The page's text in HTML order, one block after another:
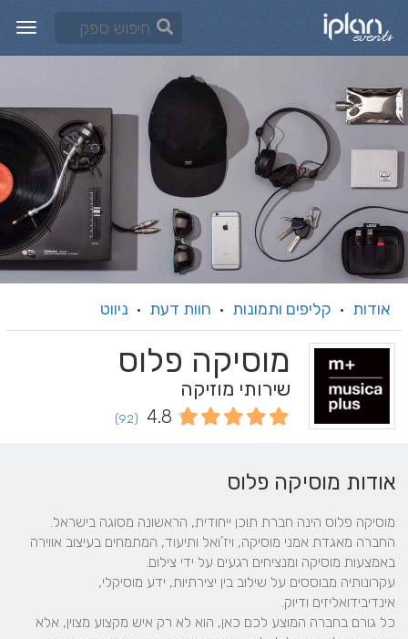
אודות · קליפים ותמונות · חוות דעת · ניווט
מוסיקה פלוס
שירותי מוזיקה
4.8
(92)
אודות מוסיקה פלוס